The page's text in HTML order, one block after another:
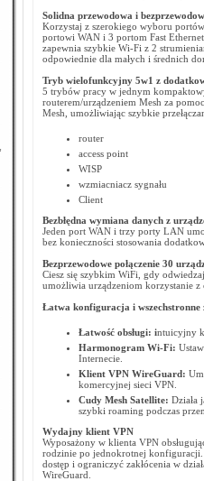
Solidna przewodowa i
Korzystaj z szerokiego wyboru
portowi WAN i 3 portom Fast
zapewnia szybkie Wi-Fi z 2
odpowiednie dla małych i średnich
Tryb wielofunkcyjny 5w1 z
5 trybów pracy w jednym
routerem/urządzeniem Mesh za
Mesh, umożliwiając szybkie
router
access point
WISP
wzmiacniacz sygnału
Client
Bezbłędna wymiana danych z
Jeden port WAN i trzy porty LAN
bez konieczności stosowania
Bezprzewodowe połączenie 30
Ciesz się szybkim WiFi, gdy
umożliwia urządzeniom korzystanie z
Łatwa konfiguracja i wszechstronne
Łatwość obsługi: intuicyjny
Harmonogram Wi-Fi:
Internecie.
Klient VPN WireGuard:
komercyjnej sieci VPN.
Cudy Mesh Satellite: Działa
szybki roaming podczas
Wydajny klient VPN
Wyposażony w klienta VPN
rodzinie po jednokrotnej
dostęp i ograniczyć zakłócenia w
WireGuard.